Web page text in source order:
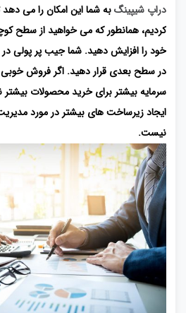
دراپ شیپینگبه شما این امکان را می دهد
کردیم، همانطور که می خواهید از سطح
خود را افزایش دهید. شما جیب پر پولی در
در سطح بعدی قرار دهید. اگر فروش خوبی
سرمایه بیشتر برای خرید محصولات بیشتر
ایجاد زیرساخت های بیشتر در مورد
نیست.